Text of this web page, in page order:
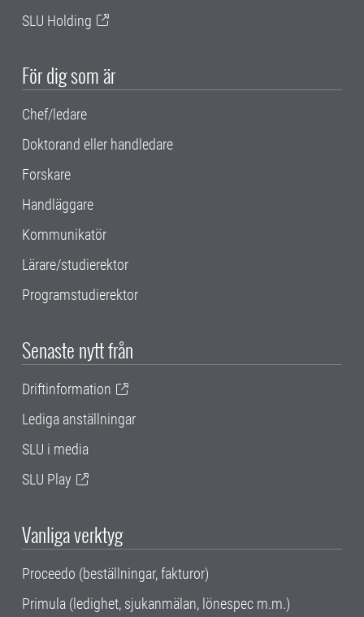
SLU Holding
För dig som är
Chef/ledare
Doktorand eller handledare
Forskare
Handläggare
Kommunikatör
Lärare/studierektor
Programstudierektor
Senaste nytt från
Driftinformation
Lediga anställningar
SLU i media
SLU Play
Vanliga verktyg
Proceedo (beställningar, fakturor)
Primula (ledighet, sjukanmälan, lönespec m.m.)